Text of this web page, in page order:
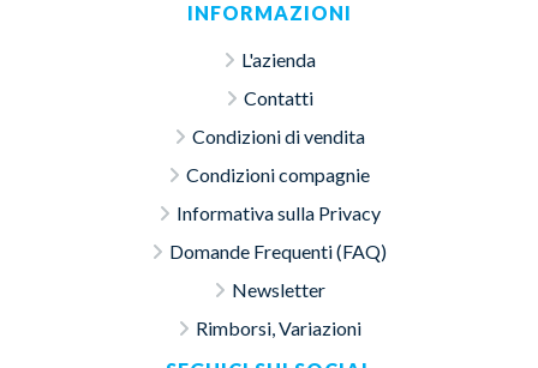
INFORMAZIONI
L'azienda
Contatti
Condizioni di vendita
Condizioni compagnie
Informativa sulla Privacy
Domande Frequenti (FAQ)
Newsletter
Rimborsi, Variazioni